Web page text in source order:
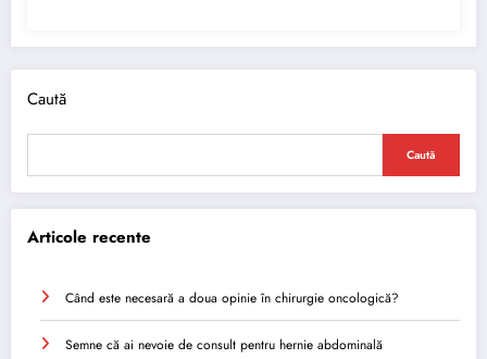
Caută
Caută
Articole recente
Când este necesară a doua opinie în chirurgie oncologică?
Semne că ai nevoie de consult pentru hernie abdominală